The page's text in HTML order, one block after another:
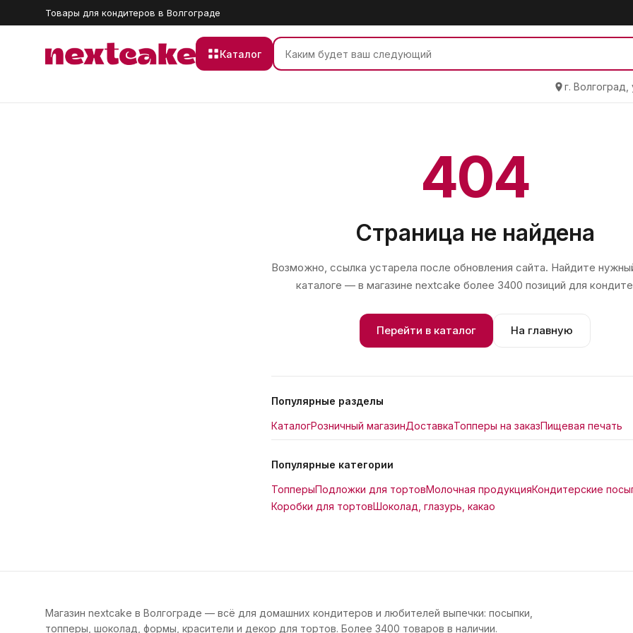
Товары для кондитеров в Волгограде
Каталог
г.
404
Страница не найдена
Возможно, ссылка устарела после обновления сайта. Найдите
каталоге — в магазине nextcake более 3400 позиций для
Перейти в каталог На главную
Популярные разделы
КаталогРозничный магазинДоставкаТопперы на заказПищевая печать
Популярные категории
ТопперыПодложки для тортовМолочная продукцияКондитерские
Коробки для тортовШоколад, глазурь, какао
Магазин nextcake в Волгограде — всё для домашних кондитеров и любителей выпечки: посыпки,
топперы, шоколад, формы, красители и декор для тортов. Более 3400 товаров в наличии.